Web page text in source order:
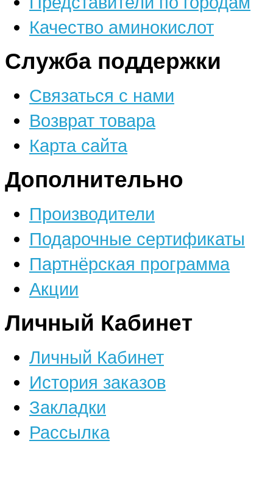
Качество аминокислот
Служба поддержки
Связаться с нами
Возврат товара
Карта сайта
Дополнительно
Производители
Подарочные сертификаты
Партнёрская программа
Акции
Личный Кабинет
Личный Кабинет
История заказов
Закладки
Рассылка